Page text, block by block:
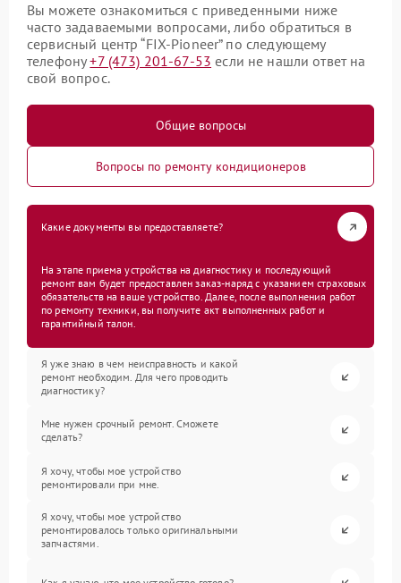
Вы можете ознакомиться с приведенными ниже
часто задаваемыми вопросами, либо обратиться в
сервисный центр “FIX-Pioneer” по следующему
телефону+7 (473) 201-67-53 если не нашли ответ на
свой вопрос.
Общие вопросы
Вопросы по ремонту кондиционеров
Какие документы вы предоставляете?
На этапе приема устройства на диагностику и последующий
ремонт вам будет предоставлен заказ-наряд с указанием страховых
обязательств на ваше устройство. Далее, после выполнения работ
по ремонту техники, вы получите акт выполненных работ и
гарантийный талон.
Я уже знаю в чем неисправность и какой
ремонт необходим. Для чего проводить
диагностику?
Мне нужен срочный ремонт. Сможете
сделать?
Я хочу, чтобы мое устройство
ремонтировали при мне.
Я хочу, чтобы мое устройство
ремонтировалось только оригинальными
запчастями.